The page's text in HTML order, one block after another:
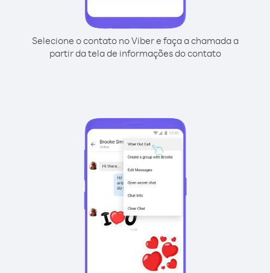
Selecione o contato no Viber e faça a chamada a
partir da tela de informações do contato